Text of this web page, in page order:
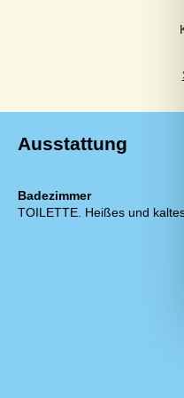
Ausstattung
Badezimmer
TOILETTE. Heißes und kaltes